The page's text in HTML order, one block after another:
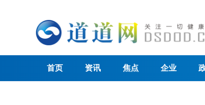
首页 资讯 焦点 企业